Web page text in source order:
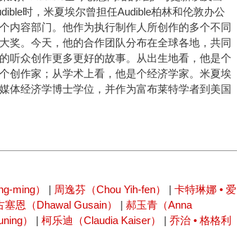
时，米夏埃尔曾担任Audible柏林和伦敦办公
内容部门。他作为执行制作人所创作的多个不同
奖。今天，他的合作团队分布在全球各地，共同
听众创作更多更好的故事。从出生地看，他是个
创作家；从学术上看，他是个经济学家。米夏埃
体经济学博士学位，并作为富布莱特学者到美国
ming） | 周逸芬（Chou Yih-fen） | 卡特琳娜 • 爱
塞恩（Dhawal Gusain） | 郝玉青（Anna
） | 柯乐迪（Claudia Kaiser） | 乔治 • 格格利